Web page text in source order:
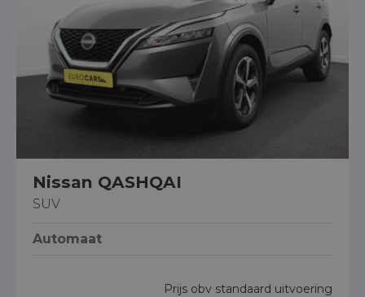
Nissan QASHQAI
SUV
Automaat
Prijs obv standaard uitvoering